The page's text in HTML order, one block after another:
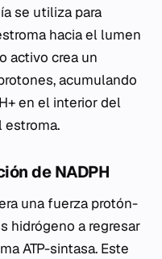
se utiliza para
hacia el lumen
activo crea un
acumulando
en el interior del
estroma.
de NADPH
una fuerza protón-
hidrógeno a regresar
ATP-sintasa. Este